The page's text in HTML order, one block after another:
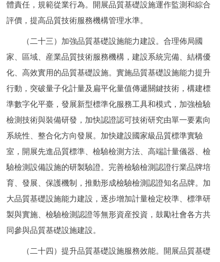
體責任，規範從業行為。開展品質基礎設施運作監測和綜合
評價，提高品質技術服務機構管理水準。
（二十三）加強品質基礎設施能力建設。合理佈局國
家、區域、産業品質技術服務機構，建設系統完備、結構優
化、高效實用的品質基礎設施。實施品質基礎設施能力提升
行動，突破量子化計量及扁平化量值傳遞關鍵技術，構建標
準數字化平臺，發展新型標準化服務工具和模式，加強檢驗
檢測技術與裝備研發，加快認證認可技術研究由單一要素向
系統性、整合化方向發展。加快建設國家級品質標準實驗
室，開展先進品質標準、檢驗檢測方法、高端計量儀器、檢
驗檢測設備設施的研製驗證。完善檢驗檢測認證行業品牌培
育、發展、保護機制，推動形成檢驗檢測認證知名品牌。加
大品質基礎設施能力建設，逐步增加計量檢定校準、標準研
製與實施、檢驗檢測認證等無形資産投資，鼓勵社會各方共
同參與品質基礎設施建設。
（二十四）提升品質基礎設施服務效能。開展品質基礎